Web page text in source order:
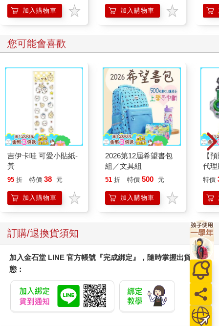
加入購物車 加入購物車
您可能會喜歡
吉伊卡哇 可愛小貼紙-
黃
95 折 特價 38 元
加入購物車
2026第12屆希望書包
組／文具組
51 折 特價 500 元
加入購物車
【
代
限
特價
訂購/退換貨須知
加入金石堂 LINE 官方帳號『完成綁定』，隨時掌握出貨動
態：